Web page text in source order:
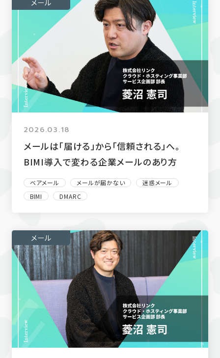
メール
2026.03.18
メールは「届ける」から「信頼される」へ。
BIMI導入で変わる企業メールのあり方
ベアメール メールが届かない
迷惑メール
BIMI
DMARC
メール